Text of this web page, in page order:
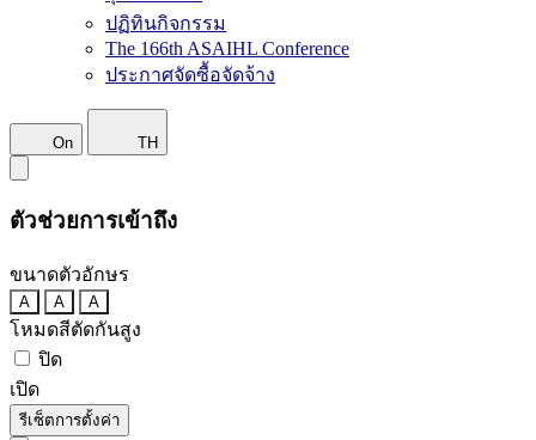
ปฏิทินกิจกรรม
The 166th ASAIHL Conference
ประกาศจัดซื้อจัดจ้าง
On TH
ตัวช่วยการเข้าถึง
ขนาดตัวอักษร
A A A
โหมดสีตัดกันสูง
ปิด
เปิด
รีเซ็ตการตั้งค่า